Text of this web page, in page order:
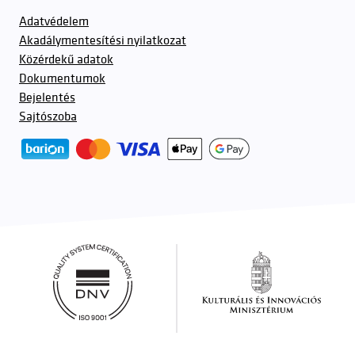
Adatvédelem
Akadálymentesítési nyilatkozat
Közérdekű adatok
Dokumentumok
Bejelentés
Sajtószoba